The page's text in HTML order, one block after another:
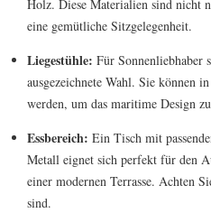
Holz. Diese Materialien sind nicht
eine gemütliche Sitzgelegenheit.
Liegestühle: Für Sonnenliebhaber
ausgezeichnete Wahl. Sie können
werden, um das maritime Design
Essbereich: Ein Tisch mit
Metall eignet sich perfekt für den
einer modernen Terrasse. Achten
sind.